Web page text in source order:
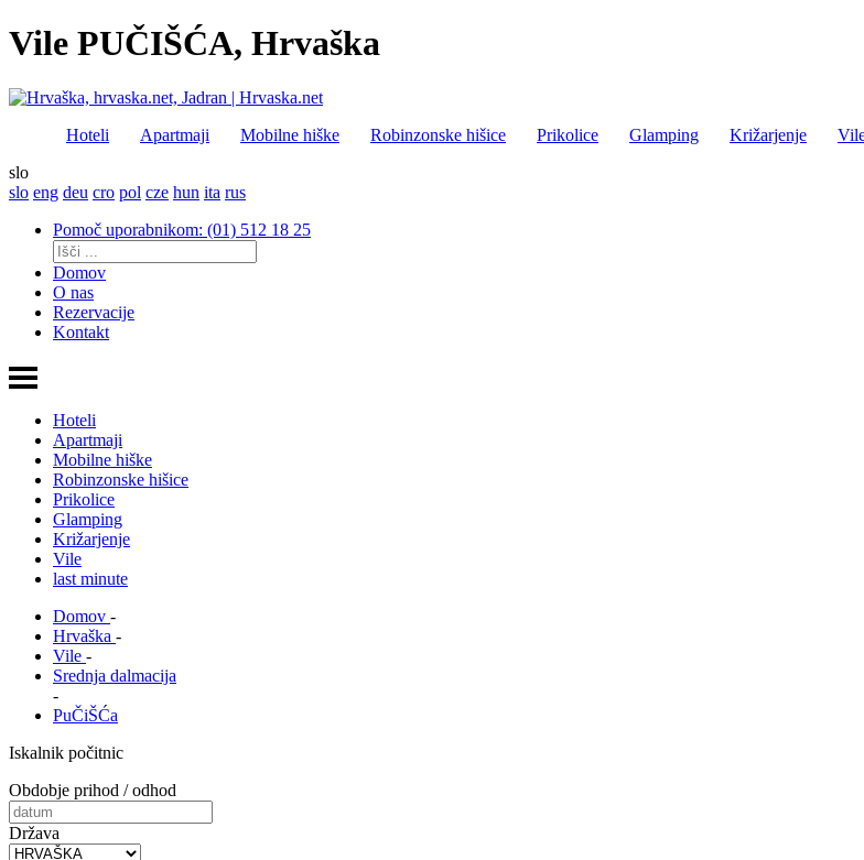
Vile PUČIŠĆA, Hrvaška
Hoteli Apartmaji Mobilne hiške Robinzonske hišice Prikolice Glamping Križarjenje
slo
slo eng deu cro pol cze hun ita rus
Pomoč uporabnikom: (01) 512 18 25
Domov
O nas
Rezervacije
Kontakt
Hoteli
Apartmaji
Mobilne hiške
Robinzonske hišice
Prikolice
Glamping
Križarjenje
Vile
last minute
Domov -
Hrvaška -
Vile -
Srednja dalmacija
-
PuČiŠĆa
Iskalnik počitnic
Obdobje prihod / odhod
Država